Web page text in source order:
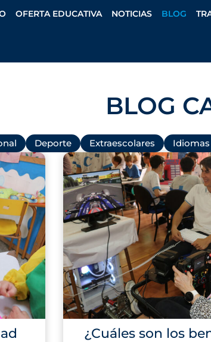
OFERTA EDUCATIVA NOTICIAS BLOG
BLOG
Deporte Extraescolares Idiomas
¿Cuáles son los
P
a
g
e
P
a
g
e
P
a
g
e
P
a
g
P
a
g
e